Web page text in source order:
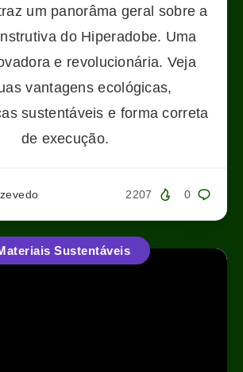
um panorâma geral sobre a
do Hiperadobe. Uma
e revolucionária. Veja
vantagens ecológicas,
sustentáveis e forma correta
de execução.
0
2207
Sustentáveis